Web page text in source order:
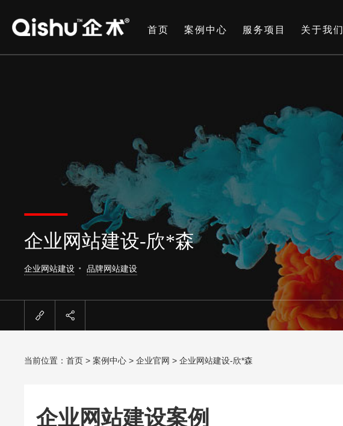
首页 案例中心 服务项目 关于我们
企业网站建设-欣*森
企业网站建设 品牌网站建设
当前位置：首页 >案例中心 >企业官网 > 企业网站建设-欣*森
企业网站建设案例